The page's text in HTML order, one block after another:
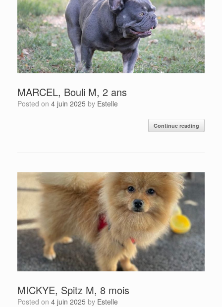
MARCEL, Bouli M, 2 ans
Posted on 4 juin 2025 by Estelle
Continue reading
MICKYE, Spitz M, 8 mois
Posted on 4 juin 2025 by Estelle